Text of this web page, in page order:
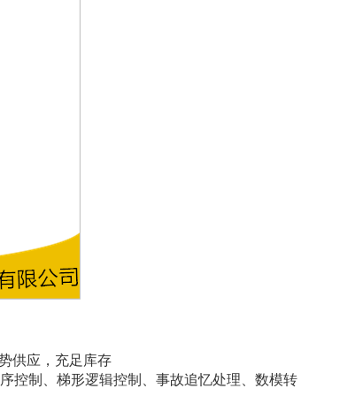
供应，充足库存
控制、梯形逻辑控制、事故追忆处理、数模转